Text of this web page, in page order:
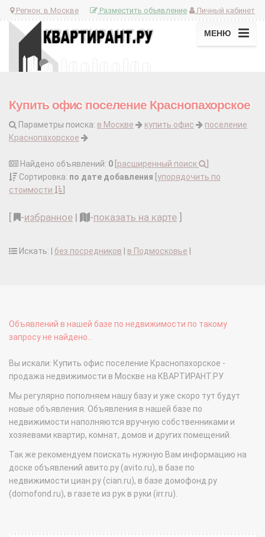
Регион: в Москве Личный кабинет
Разместить объявление
МЕНЮ
Купить офис поселение Краснопахорское
Параметры поиска: в Москве купить офис
поселение
Краснопахорское
Найдено объявлений: 0 расширенный поиск
Сортировка: по дате добавления упорядочить по
стоимости
-избранное | -показать на карте
Искать: | без посредников в Подмосковье
Объявлений в нашей базе по недвижимости по такому
запросу не найдено...
Вы искали: Купить офис поселение Краснопахорское -
продажа недвижимости в Москве на КВАРТИРАНТ.РУ
Мы регулярно пополняем нашу базу и уже скоро тут будут
новые объявления. Объявления в нашей базе по
недвижимости наполняются вручную собственниками и
хозяевами квартир, комнат, домов и других помещений.
Так же рекомендуем поискать нужную Вам информацию на
доске объявлений авито.ру (avito.ru), в базе по
недвижимости циан.ру (cian.ru), в базе домофонд.ру
(domofond.ru), в газете из рук в руки (irr.ru).